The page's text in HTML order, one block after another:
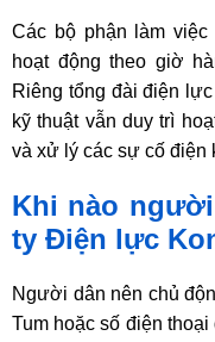
Các bộ phận làm
hoạt động theo giờ
Riêng tổng đài điện
kỹ thuật vẫn duy trì
và xử lý các sự cố điện
Khi nào
ty Điện lực
Người dân nên chủ
Tum hoặc số điện